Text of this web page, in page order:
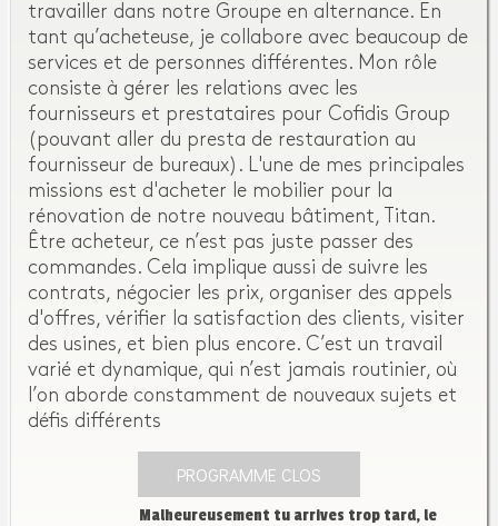
travailler dans notre Groupe en alternance. En
tant qu’acheteuse, je collabore avec beaucoup de
services et de personnes différentes. Mon rôle
consiste à gérer les relations avec les
fournisseurs et prestataires pour Cofidis Group
(pouvant aller du presta de restauration au
fournisseur de bureaux). L'une de mes principales
missions est d'acheter le mobilier pour la
rénovation de notre nouveau bâtiment, Titan.
Être acheteur, ce n’est pas juste passer des
commandes. Cela implique aussi de suivre les
contrats, négocier les prix, organiser des appels
d'offres, vérifier la satisfaction des clients, visiter
des usines, et bien plus encore. C’est un travail
varié et dynamique, qui n’est jamais routinier, où
l’on aborde constamment de nouveaux sujets et
défis différents
PROGRAMME CLOS
Malheureusement tu arrives trop tard, le